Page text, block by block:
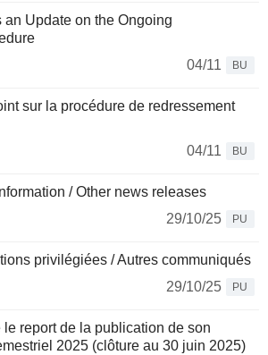
Update on the Ongoing
04/11
BU
sur la procédure de redressement
04/11
BU
/ Other news releases
29/10/25
PU
privilégiées / Autres communiqués
29/10/25
PU
report de la publication de son
2025 (clôture au 30 juin 2025)